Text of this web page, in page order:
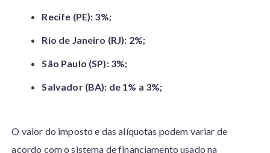
Recife (PE): 3%;
Rio de Janeiro (RJ): 2%;
São Paulo (SP): 3%;
Salvador (BA): de 1% a 3%;
O valor do imposto e das alíquotas podem variar de
acordo com o sistema de financiamento usado na